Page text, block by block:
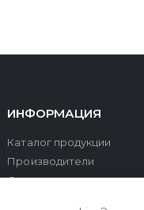
ИНФОРМАЦИЯ
Каталог продукции
Производители
О компании